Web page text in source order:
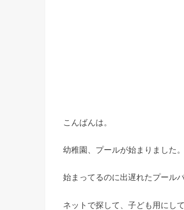
こんばんは。
幼稚園、プールが始まりました。
始まってるのに出遅れたプールバ
ネットで探して、子ども用にし